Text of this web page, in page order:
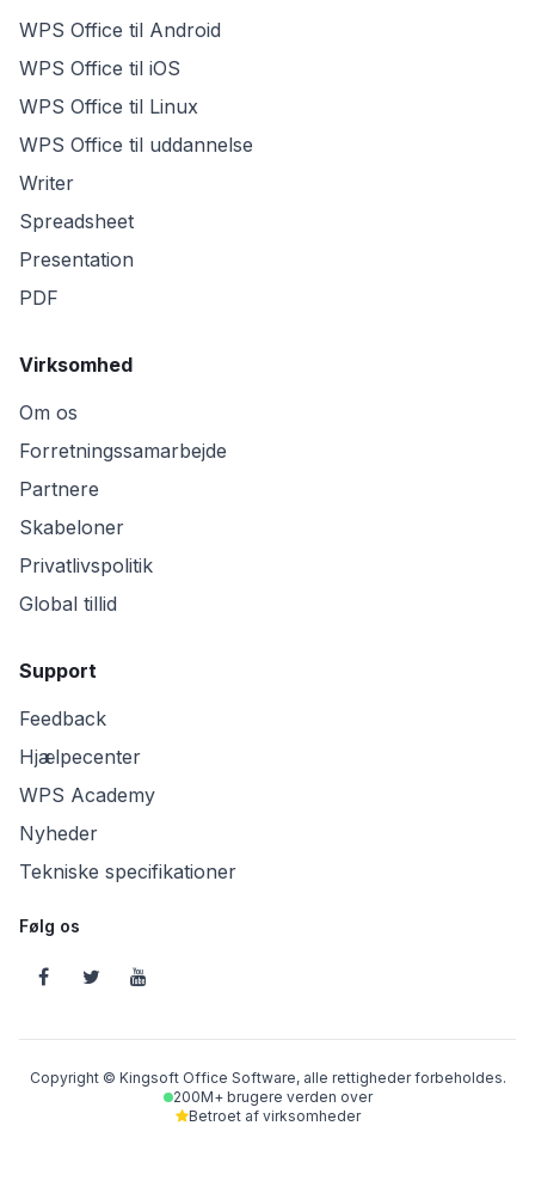
WPS Office til Android
WPS Office til iOS
WPS Office til Linux
WPS Office til uddannelse
Writer
Spreadsheet
Presentation
PDF
Virksomhed
Om os
Forretningssamarbejde
Partnere
Skabeloner
Privatlivspolitik
Global tillid
Support
Feedback
Hjælpecenter
WPS Academy
Nyheder
Tekniske specifikationer
Følg os
Copyright © Kingsoft Office Software, alle rettigheder forbeholdes.
200M+ brugere verden over
Betroet af virksomheder